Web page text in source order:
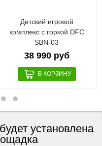
Детский игровой
комплекс с горкой DFC
SBN-03
38 990 руб
установлена